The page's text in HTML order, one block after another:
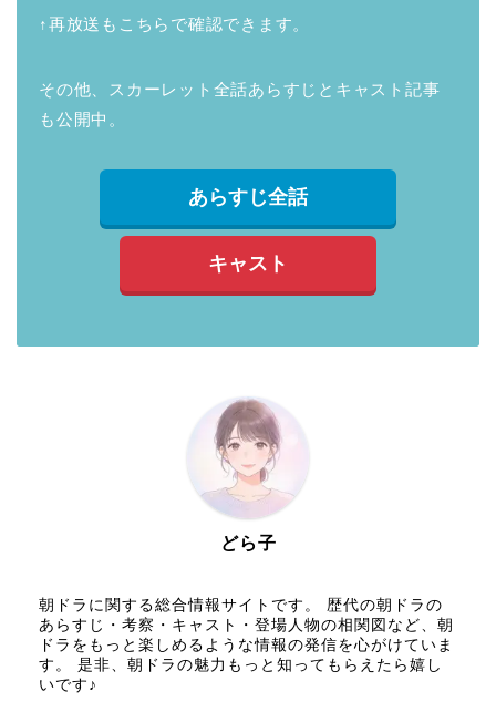
↑再放送もこちらで確認できます。
その他、スカーレット全話あらすじとキャスト記事
も公開中。
あらすじ全話
キャスト
どら子
朝ドラに関する総合情報サイトです。 歴代の朝ドラの
あらすじ・考察・キャスト・登場人物の相関図など、朝
ドラをもっと楽しめるような情報の発信を心がけていま
す。 是非、朝ドラの魅力もっと知ってもらえたら嬉し
いです♪